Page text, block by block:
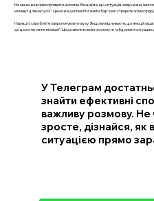
Не менш важливо проявити емпатію. Визнайте, що ситуація напружена, і
момент для нас усіх". Це може допомогти зняти бар'єри і створити
Нарешті, спробуйте запропонувати паузу. Якщо ви відчуваєте, що емоції
до цього питання пізніше". Це дозволить всім охолонути і обдумати
У Телеграм
знайти ефективні
важливу розмову. Не
зросте, дізнайся, як
ситуацією прямо